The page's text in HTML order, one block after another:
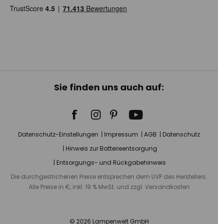
Sie finden uns auch auf:
Datenschutz-Einstellungen Impressum AGB
Datenschutz
Hinweis zur Batterieentsorgung
Entsorgungs- und Rückgabehinweis
Die durchgestrichenen Preise entsprechen dem UVP des Herstellers.
Alle Preise in €, inkl. 19 % MwSt. und zzgl. Versandkosten
© 2026 Lampenwelt GmbH